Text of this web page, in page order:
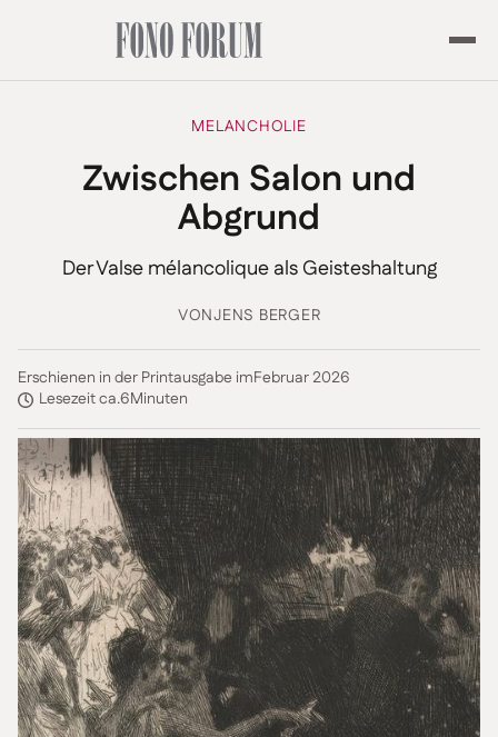
MELANCHOLIE
Zwischen Salon und
Abgrund
Der Valse mélancolique als Geisteshaltung
VONJENS BERGER
Erschienen in der Printausgabe imFebruar 2026
Lesezeit ca.6Minuten